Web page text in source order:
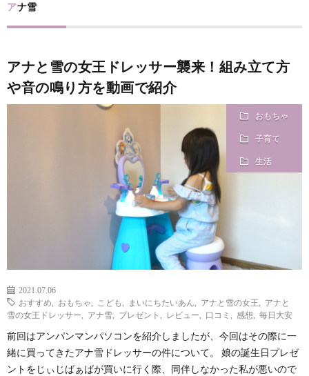
r
o
f
T
a
i
っ
問
アナ雪
アナと雪の女王ドレッサー襲来！組み立て方
や音の鳴り方を動画で紹介
おもちゃ
子育て
生活
2021.07.06
おすすめ
おもちゃ こども まいにちたいあん アナと雪の女王
アナと
雪の女王ドレッサー
アナ雪 プレゼント レビュー 口コミ 感想 毎日大安
前回はアンパンマンパソコンを紹介しましたが、今回はその際に一
緒に買ってきたアナ雪ドレッサーの件について。 娘の誕生日プレゼ
ントをじぃじばぁばが買いに行く際、同伴しなかった私が悪いので